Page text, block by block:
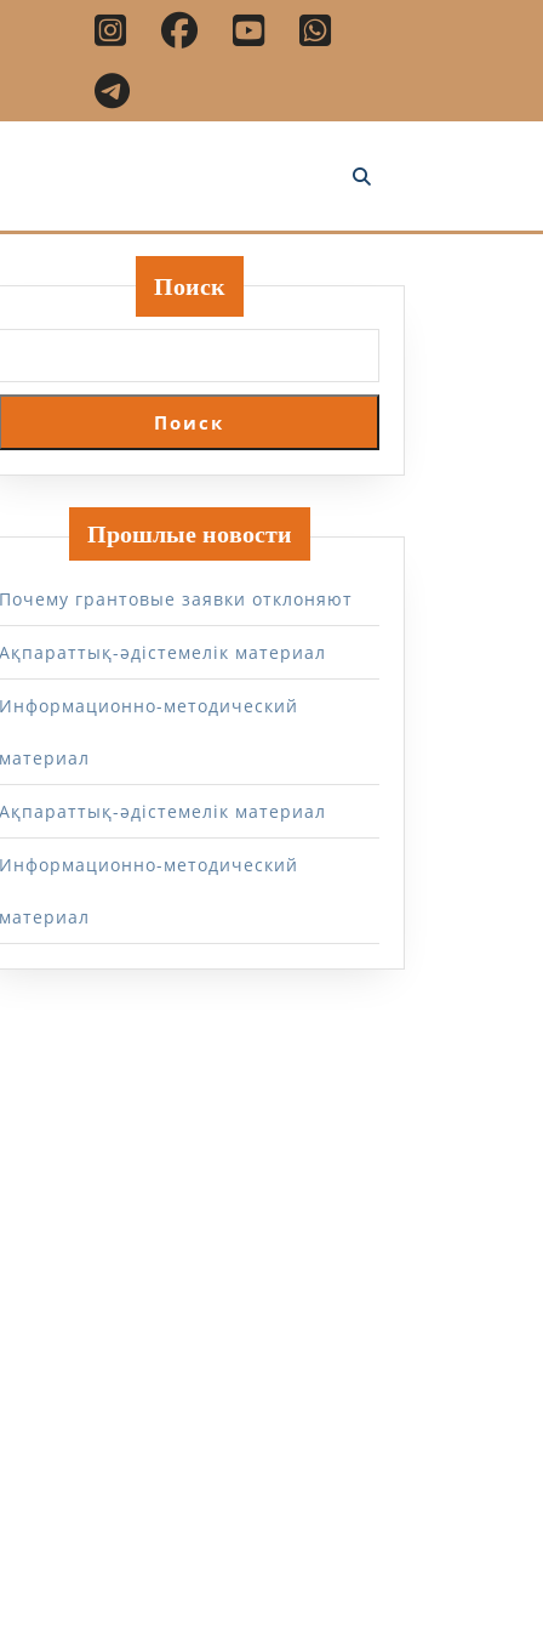
Поиск
Поиск
Прошлые новости
Почему грантовые заявки отклоняют
Ақпараттық-әдістемелік материал
Информационно-методический
материал
Ақпараттық-әдістемелік материал
Информационно-методический
материал